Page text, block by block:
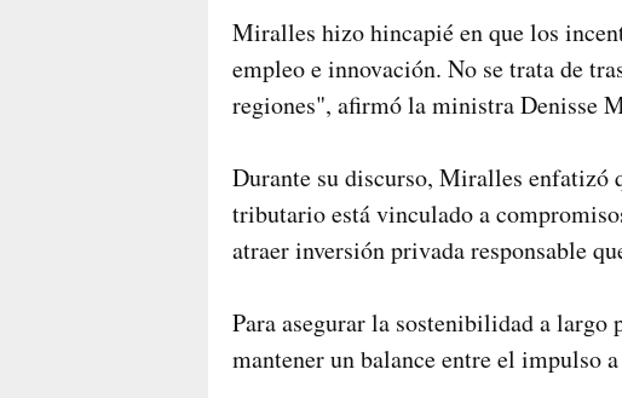
Miralles hizo hincapié en que los
empleo e innovación. No se trata de
regiones", afirmó la ministra Denisse
Durante su discurso, Miralles enfatizó
tributario está vinculado a
atraer inversión privada responsable
Para asegurar la sostenibilidad a
mantener un balance entre el impulso